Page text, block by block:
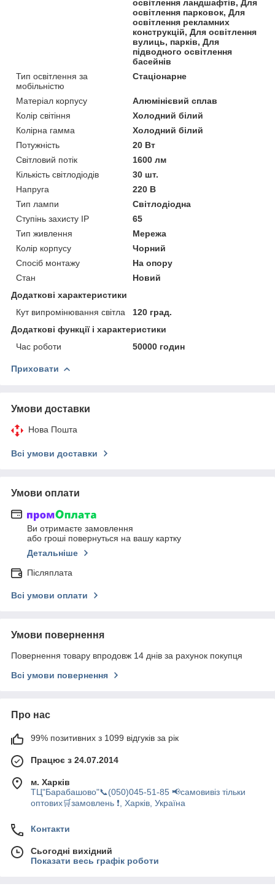
освітлення ландшафтів, Для
освітлення парковок, Для
освітлення рекламних
конструкцій, Для освітлення
вулиць, парків, Для
підводного освітлення
басейнів
Тип освітлення за
мобільністю
Стаціонарне
Матеріал корпусу
Алюмінієвий сплав
Колір світіння
Холодний білий
Колірна гамма
Холодний білий
Потужність
20 Вт
Світловий потік
1600 лм
Кількість світлодіодів
30 шт.
Напруга
220 В
Тип лампи
Світлодіодна
Ступінь захисту IP
65
Тип живлення
Мережа
Колір корпусу
Чорний
Спосіб монтажу
На опору
Стан
Новий
Додаткові характеристики
Кут випромінювання світла
120 град.
Додаткові функції і характеристики
Час роботи
50000 годин
Приховати
Умови доставки
Нова Пошта
Всі умови доставки
Умови оплати
Ви отримаєте замовлення
або гроші повернуться на вашу картку
Детальніше
Післяплата
Всі умови оплати
Умови повернення
Повернення товару впродовж 14 днів за рахунок покупця
Всі умови повернення
Про нас
99% позитивних з 1099 відгуків за рік
Працює з 24.07.2014
м. Харків
ТЦ"Барабашово"📞(050)045-51-85 📢самовивіз тільки
оптових🛒замовлень ❗, Харків, Україна
Контакти
Сьогодні вихідний
Показати весь графік роботи